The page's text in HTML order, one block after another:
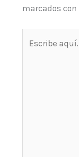
marcados con